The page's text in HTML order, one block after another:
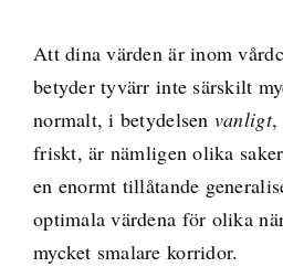
Att dina värden är inom
betyder tyvärr inte särskilt
normalt, i betydelsen vanligt,
friskt, är nämligen olika
en enormt tillåtande
optimala värdena för olika
mycket smalare korridor.